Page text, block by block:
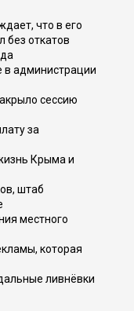
что в его
без откатов
в администрации
сессию
за
Крыма и
штаб
местного
которая
ливнёвки